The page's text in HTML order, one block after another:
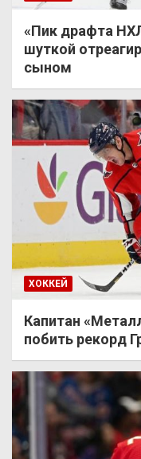
«Пик драфта
шуткой
сыном
ХОККЕЙ
Капитан
побить рекорд